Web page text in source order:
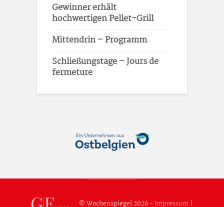
Gewinner erhält
hochwertigen Pellet-Grill
Mittendrin – Programm
Schließungstage – Jours de
fermeture
© Wochenspiegel 2026 -Impressum|